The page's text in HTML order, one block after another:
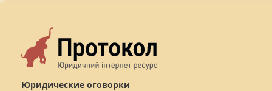
Юридические оговорки